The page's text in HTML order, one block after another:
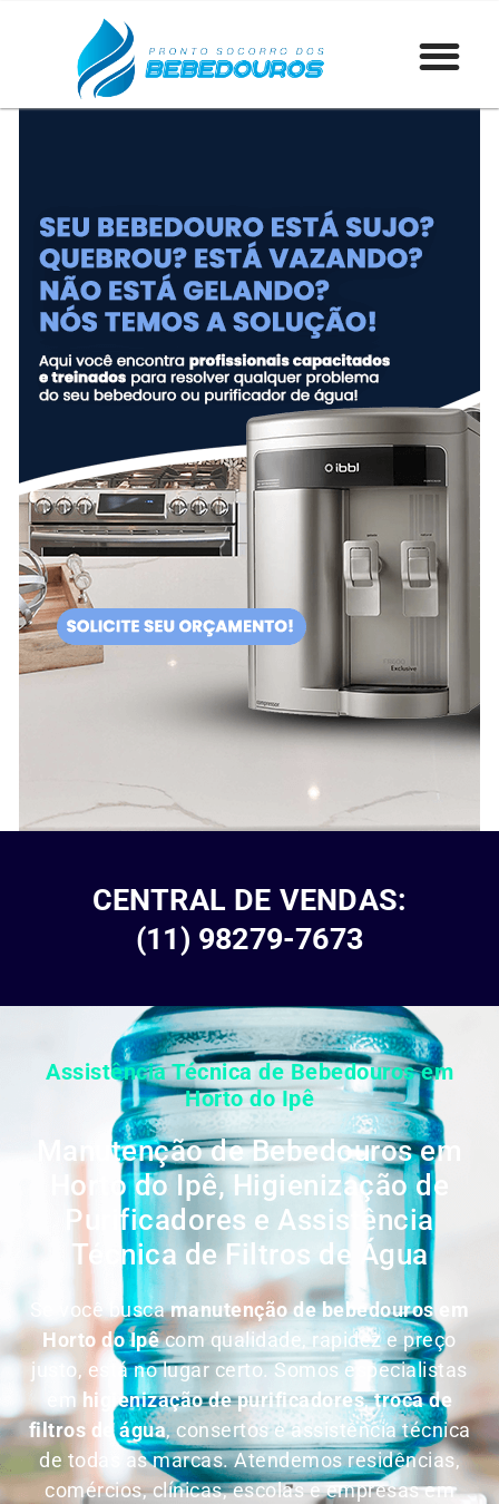
CENTRAL DE VENDAS:
(11) 98279-7673
Assistência Técnica de Bebedouros em
Horto do Ipê
Manutenção de Bebedouros em
Horto do Ipê, Higienização de
Purificadores e Assistência
Técnica de Filtros de Água
Se você buscamanutenção de bebedouros em
Horto do Ipêcom qualidade, rapidez e preço
justo, está no lugar certo. Somos especialistas
em higienização de purificadores,troca de
filtros de água, consertos e assistência técnica
de todas as marcas. Atendemos residências,
comércios, clínicas, escolas e empresas em